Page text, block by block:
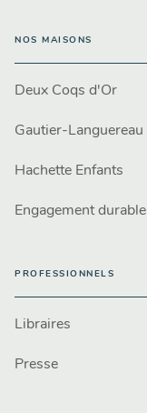
NOS MAISONS
Deux Coqs d'Or
Gautier-Languereau
Hachette Enfants
Engagement durable
PROFESSIONNELS
Libraires
Presse